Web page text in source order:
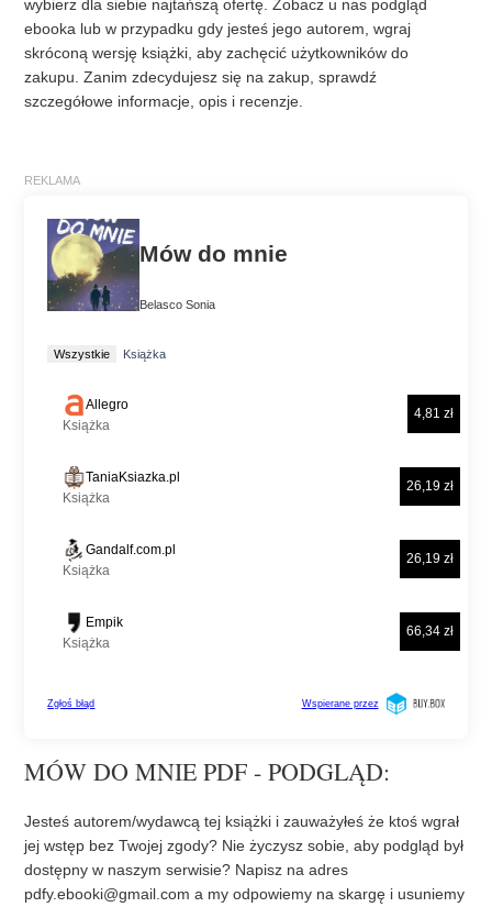
wybierz dla siebie najtańszą ofertę. Zobacz u nas podgląd
ebooka lub w przypadku gdy jesteś jego autorem, wgraj
skróconą wersję książki, aby zachęcić użytkowników do
zakupu. Zanim zdecydujesz się na zakup, sprawdź
szczegółowe informacje, opis i recenzje.
MÓW DO MNIE PDF - PODGLĄD:
Jesteś autorem/wydawcą tej książki i zauważyłeś że ktoś wgrał
jej wstęp bez Twojej zgody? Nie życzysz sobie, aby podgląd był
dostępny w naszym serwisie? Napisz na adres
pdfy.ebooki@gmail.com a my odpowiemy na skargę i usuniemy